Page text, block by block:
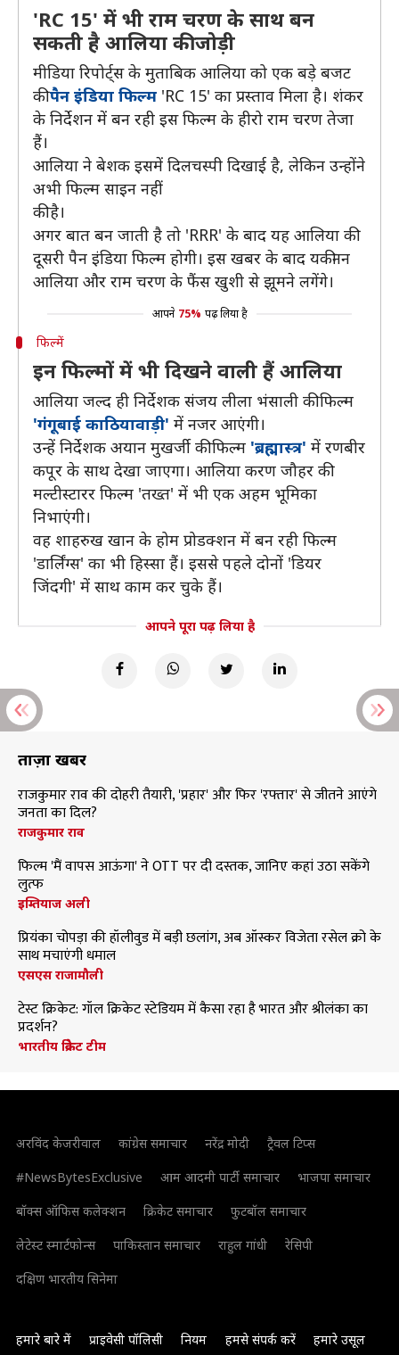
'RC 15' में भी राम चरण के साथ बन
सकती है आलिया की जोड़ी
मीडिया रिपोर्ट्स के मुताबिक आलिया को एक बड़े बजट
कीपैन इंडिया फिल्म 'RC 15' का प्रस्ताव मिला है। शंकर
के निर्देशन में बन रही इस फिल्म के हीरो राम चरण तेजा
हैं।
आलिया ने बेशक इसमें दिलचस्पी दिखाई है, लेकिन उन्होंने
अभी फिल्म साइन नहीं
की है।
अगर बात बन जाती है तो 'RRR' के बाद यह आलिया की
दूसरी पैन इंडिया फिल्म होगी। इस खबर के बाद यकीनन
आलिया और राम चरण के फैंस खुशी से झूमने लगेंगे।
आपने 75% पढ़ लिया है
फिल्में
इन फिल्मों में भी दिखने वाली हैं आलिया
आलिया जल्द ही निर्देशक संजय लीला भंसाली की फिल्म
'गंगूबाई काठियावाड़ी' में नजर आएंगी।
उन्हें निर्देशक अयान मुखर्जी की फिल्म 'ब्रह्मास्त्र' में रणबीर
कपूर के साथ देखा जाएगा। आलिया करण जौहर की
मल्टीस्टारर फिल्म 'तख्त' में भी एक अहम भूमिका
निभाएंगी।
वह शाहरुख खान के होम प्रोडक्शन में बन रही फिल्म
'डार्लिंग्स' का भी हिस्सा हैं। इससे पहले दोनों 'डियर
जिंदगी' में साथ काम कर चुके हैं।
आपने पूरा पढ़ लिया है
ताज़ा खबरें
राजकुमार राव की दोहरी तैयारी, 'प्रहार' और फिर 'रफ्तार' से जीतने आएंगे
जनता का दिल?
राजकुमार राव
फिल्म 'मैं वापस आऊंगा' ने OTT पर दी दस्तक, जानिए कहां उठा सकेंगे
लुत्फ
इम्तियाज अली
प्रियंका चोपड़ा की हॉलीवुड में बड़ी छलांग, अब ऑस्कर विजेता रसेल क्रो के
साथ मचाएंगी धमाल
एसएस राजामौली
टेस्ट क्रिकेट: गॉल क्रिकेट स्टेडियम में कैसा रहा है भारत और श्रीलंका का
प्रदर्शन?
भारतीय क्रिकेट टीम
अरविंद केजरीवाल कांग्रेस समाचार नरेंद्र मोदी
ट्रैवल टिप्स
#NewsBytesExclusive
आम आदमी पार्टी समाचार
भाजपा समाचार
बॉक्स ऑफिस कलेक्शन
क्रिकेट समाचार
फुटबॉल समाचार
लेटेस्ट स्मार्टफोन्स
पाकिस्तान समाचार राहुल गांधी
रेसिपी
दक्षिण भारतीय सिनेमा
हमारे बारे में प्राइवेसी पॉलिसी नियम हमसे संपर्क करें हमारे उसूल